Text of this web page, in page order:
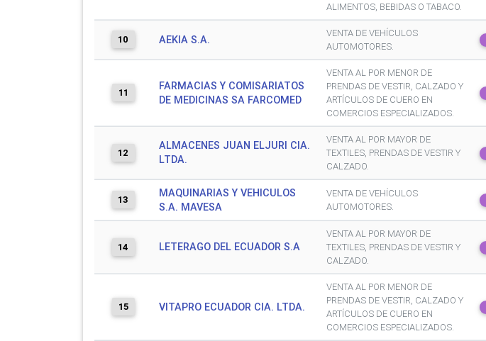
ALIMENTOS, BEBIDAS O TABACO.
10 AEKIA S.A.
VENTA DE VEHÍCULOS
AUTOMOTORES.
11
FARMACIAS Y COMISARIATOS
DE MEDICINAS SA FARCOMED
VENTA AL POR MENOR DE
PRENDAS DE VESTIR, CALZADO Y
ARTÍCULOS DE CUERO EN
COMERCIOS ESPECIALIZADOS.
12
ALMACENES JUAN ELJURI CIA.
LTDA.
VENTA AL POR MAYOR DE
TEXTILES, PRENDAS DE VESTIR Y
CALZADO.
13
MAQUINARIAS Y VEHICULOS
S.A. MAVESA
VENTA DE VEHÍCULOS
AUTOMOTORES.
14 LETERAGO DEL ECUADOR S.A
VENTA AL POR MAYOR DE
TEXTILES, PRENDAS DE VESTIR Y
CALZADO.
15 VITAPRO ECUADOR CIA. LTDA.
VENTA AL POR MENOR DE
PRENDAS DE VESTIR, CALZADO Y
ARTÍCULOS DE CUERO EN
COMERCIOS ESPECIALIZADOS.